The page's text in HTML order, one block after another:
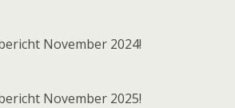
November 2024!
November 2025!